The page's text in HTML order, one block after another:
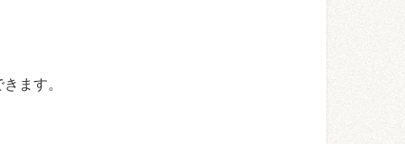
ます。